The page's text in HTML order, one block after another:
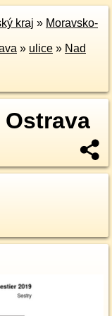
kraj » Moravsko-
» ulice » Nad